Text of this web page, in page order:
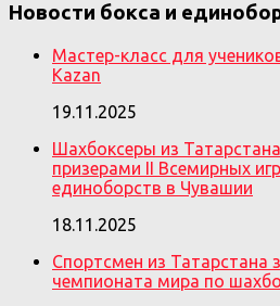
Новости бокса и
Мастер-класс для
Kazan
19.11.2025
Шахбоксеры из
призерами II Всемирных
единоборств в Чувашии
18.11.2025
Спортсмен из Татарстана
чемпионата мира по